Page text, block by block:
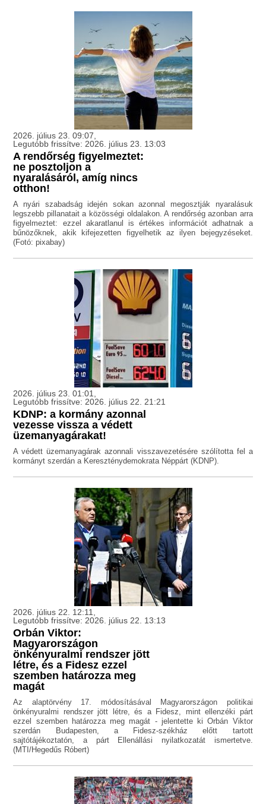
2026. július 23. 09:07,
Legutóbb frissítve: 2026. július 23. 13:03
A rendőrség figyelmeztet:
ne posztoljon a
nyaralásáról, amíg nincs
otthon!
A nyári szabadság idején sokan azonnal megosztják nyaralásuk
legszebb pillanatait a közösségi oldalakon. A rendőrség azonban arra
figyelmeztet: ezzel akaratlanul is értékes információt adhatnak a
bűnözőknek, akik kifejezetten figyelhetik az ilyen bejegyzéseket.
(Fotó: pixabay)
2026. július 23. 01:01,
Legutóbb frissítve: 2026. július 22. 21:21
KDNP: a kormány azonnal
vezesse vissza a védett
üzemanyagárakat!
A védett üzemanyagárak azonnali visszavezetésére szólította fel a
kormányt szerdán a Kereszténydemokrata Néppárt (KDNP).
2026. július 22. 12:11,
Legutóbb frissítve: 2026. július 22. 13:13
Orbán Viktor:
Magyarországon
önkényuralmi rendszer jött
létre, és a Fidesz ezzel
szemben határozza meg
magát
Az alaptörvény 17. módosításával Magyarországon politikai
önkényuralmi rendszer jött létre, és a Fidesz, mint ellenzéki párt
ezzel szemben határozza meg magát - jelentette ki Orbán Viktor
szerdán Budapesten, a Fidesz-székház előtt tartott
sajtótájékoztatón, a párt Ellenállási nyilatkozatát ismertetve.
(MTI/Hegedűs Róbert)